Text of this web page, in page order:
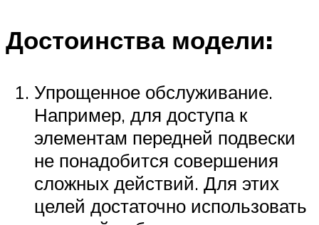
Достоинства модели:
Упрощенное обслуживание.
Например, для доступа к
элементам передней подвески
не понадобится совершения
сложных действий. Для этих
целей достаточно использовать